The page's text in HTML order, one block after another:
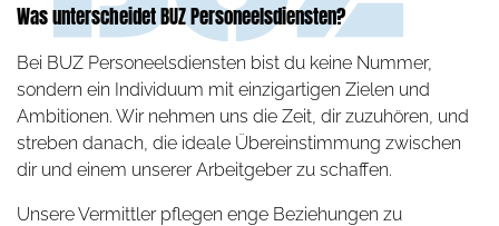
Was unterscheidet BUZ Personeelsdiensten?
Bei BUZ Personeelsdiensten bist du keine Nummer,
sondern ein Individuum mit einzigartigen Zielen und
Ambitionen. Wir nehmen uns die Zeit, dir zuzuhören, und
streben danach, die ideale Übereinstimmung zwischen
dir und einem unserer Arbeitgeber zu schaffen.
Unsere Vermittler pflegen enge Beziehungen zu